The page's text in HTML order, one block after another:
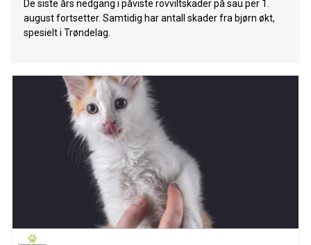
De siste års nedgang i påviste rovviltskader på sau per 1.
august fortsetter. Samtidig har antall skader fra bjørn økt,
spesielt i Trøndelag.